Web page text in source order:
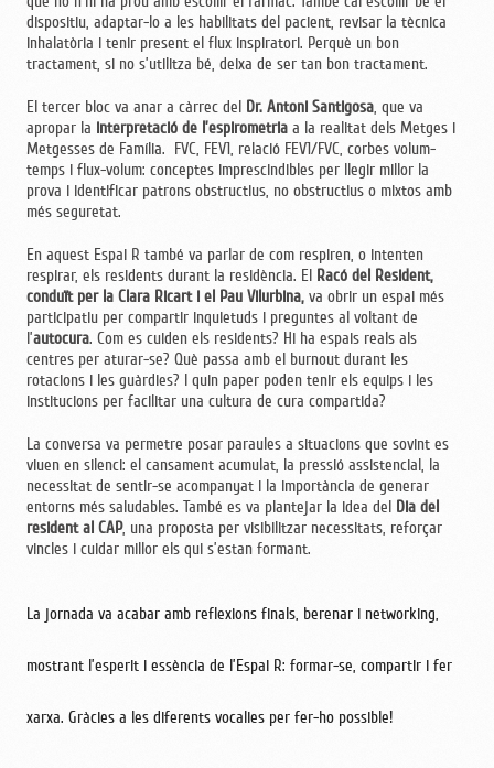
dispositiu, adaptar-lo a les habilitats del pacient, revisar la tècnica
inhalatòria i tenir present el flux inspiratori. Perquè un bon
tractament, si no s’utilitza bé, deixa de ser tan bon tractament.
El tercer bloc va anar a càrrec del Dr. Antoni Santigosa , que va
apropar la interpretació de l’espirometria a la realitat dels Metges i
Metgesses de Família. FVC, FEV1, relació FEV1/FVC, corbes volum-
temps i flux-volum: conceptes imprescindibles per llegir millor la
prova i identificar patrons obstructius, no obstructius o mixtos amb
més seguretat.
En aquest Espai R també va parlar de com respiren, o intenten
respirar, els residents durant la residència. El Racó del Resident,
conduït per la Clara Ricart i el Pau Vilurbina, va obrir un espai més
participatiu per compartir inquietuds i preguntes al voltant de
l’autocura. Com es cuiden els residents? Hi ha espais reals als
centres per aturar-se? Què passa amb el burnout durant les
rotacions i les guàrdies? I quin paper poden tenir els equips i les
institucions per facilitar una cultura de cura compartida?
La conversa va permetre posar paraules a situacions que sovint es
viuen en silenci: el cansament acumulat, la pressió assistencial, la
necessitat de sentir-se acompanyat i la importància de generar
entorns més saludables. També es va plantejar la idea del Dia del
resident al CAP, una proposta per visibilitzar necessitats, reforçar
vincles i cuidar millor els qui s’estan formant.
La jornada va acabar amb reflexions finals, berenar i networking,
mostrant l’esperit i essència de l’Espai R: formar-se, compartir i fer
xarxa. Gràcies a les diferents vocalies per fer-ho possible!